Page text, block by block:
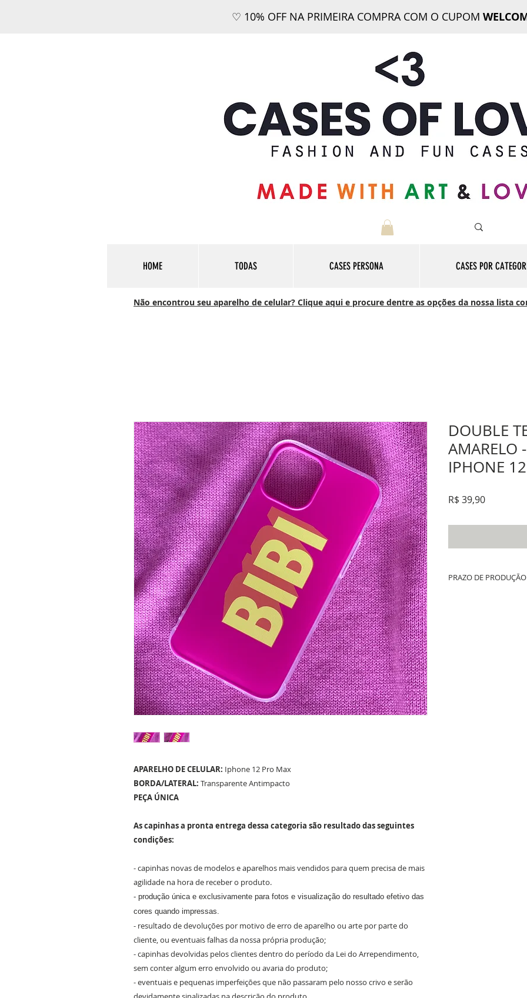
♡ 10% OFF NA PRIMEIRA COMPRA COM O CUPOM
HOME TODAS CASES PERSONA CASES POR
Não encontrou seu aparelho de celular? Clique aqui e procure dentre as opções da nossa lista
APARELHO DE CELULAR: Iphone 12 Pro Max
BORDA/LATERAL: Transparente Antimpacto
PEÇA ÚNICA
As capinhas a pronta entrega dessa categoria são resultado das seguintes
condições:
- capinhas novas de modelos e aparelhos mais vendidos para quem precisa de mais
agilidade na hora de receber o produto.
- produção única e exclusivamente para fotos e visualização do resultado efetivo das
cores quando impressas.
- resultado de devoluções por motivo de erro de aparelho ou arte por parte do
cliente, ou eventuais falhas da nossa própria produção;
- capinhas devolvidas pelos clientes dentro do período da Lei do Arrependimento,
sem conter algum erro envolvido ou avaria do produto;
- eventuais e pequenas imperfeições que não passaram pelo nosso crivo e serão
DOUBLE
AMARELO
IPHONE
R$ 39,90Preço
PRAZO DE